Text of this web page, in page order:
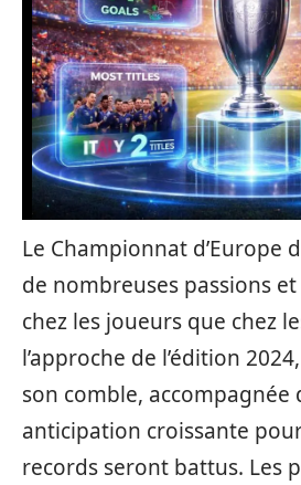
Le Championnat d’Europe
de nombreuses passions
chez les joueurs que chez
l’approche de l’édition
son comble, accompagnée
anticipation croissante
records seront battus. Les